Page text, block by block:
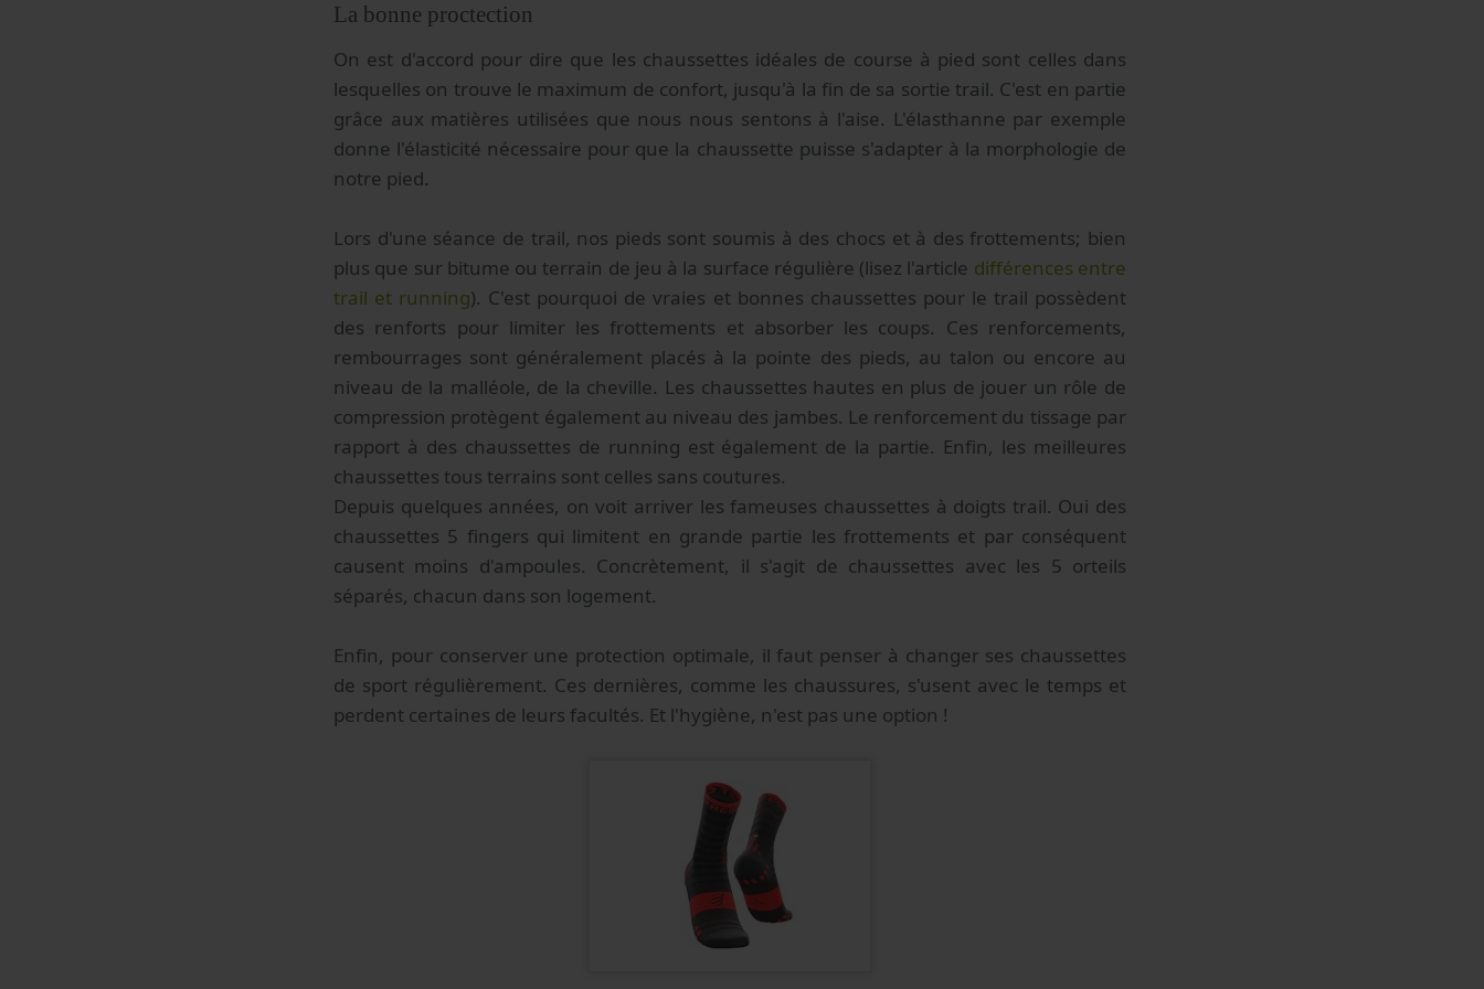
La bonne proctection
On est d'accord pour dire que les chaussettes idéales de course à pied sont celles dans
lesquelles on trouve le maximum de confort, jusqu'à la fin de sa sortie trail. C'est en partie
grâce aux matières utilisées que nous nous sentons à l'aise. L'élasthanne par exemple
donne l'élasticité nécessaire pour que la chaussette puisse s'adapter à la morphologie de
notre pied.
Lors d'une séance de trail, nos pieds sont soumis à des chocs et à des frottements; bien
plus que sur bitume ou terrain de jeu à la surface régulière (lisez l'article différences entre
trail et running). C'est pourquoi de vraies et bonnes chaussettes pour le trail possèdent
des renforts pour limiter les frottements et absorber les coups. Ces renforcements,
rembourrages sont généralement placés à la pointe des pieds, au talon ou encore au
niveau de la malléole, de la cheville. Les chaussettes hautes en plus de jouer un rôle de
compression protègent également au niveau des jambes. Le renforcement du tissage par
rapport à des chaussettes de running est également de la partie. Enfin, les meilleures
chaussettes tous terrains sont celles sans coutures.
Depuis quelques années, on voit arriver les fameuses chaussettes à doigts trail. Oui des
chaussettes 5 fingers qui limitent en grande partie les frottements et par conséquent
causent moins d'ampoules. Concrètement, il s'agit de chaussettes avec les 5 orteils
séparés, chacun dans son logement.
Enfin, pour conserver une protection optimale, il faut penser à changer ses chaussettes
de sport régulièrement. Ces dernières, comme les chaussures, s'usent avec le temps et
perdent certaines de leurs facultés. Et l'hygiène, n'est pas une option !